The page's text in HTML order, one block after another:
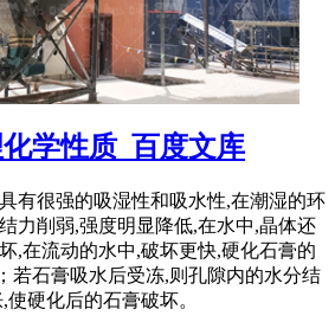
学性质_百度文库
有很强的吸湿性和吸水性,在潮湿的环
力削弱,强度明显降低,在水中,晶体还
,在流动的水中,破坏更快,硬化石膏的
若石膏吸水后受冻,则孔隙内的水分结
硬化后的石膏破坏。